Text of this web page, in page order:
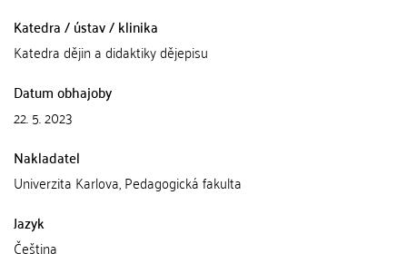
Katedra / ústav / klinika
Katedra dějin a didaktiky dějepisu
Datum obhajoby
22. 5. 2023
Nakladatel
Univerzita Karlova, Pedagogická fakulta
Jazyk
Čeština